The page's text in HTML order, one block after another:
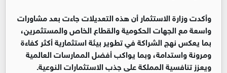
وأكدت وزارة الاستثمار أن هذه التعديلات جاءت بعد مشاورات
واسعة مع الجهات الحكومية والقطاع الخاص والمستثمرين،
بما يعكس نهج الشراكة في تطوير بيئة استثمارية أكثر كفاءة
ومرونة واستدامة، وبما يواكب أفضل الممارسات العالمية
ويعزز تنافسية المملكة على جذب الاستثمارات النوعية.